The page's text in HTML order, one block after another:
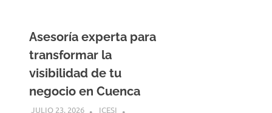
Asesoría experta para
transformar la
visibilidad de tu
negocio en Cuenca
JULIO 23, 2026
ICESI